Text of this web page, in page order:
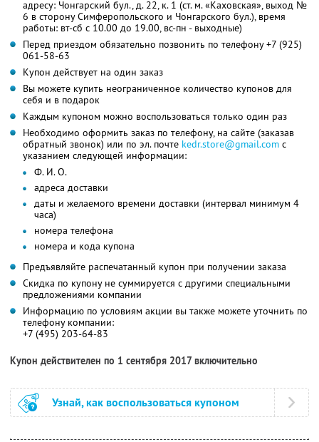
адресу: Чонгарский бул., д. 22, к. 1 (ст. м. «Каховская», выход №
6 в сторону Симферопольского и Чонгарского бул.), время
работы: вт-сб с 10.00 до 19.00, вс-пн - выходные)
Перед приездом обязательно позвонить по телефону +7 (925)
061-58-63
Купон действует на один заказ
Вы можете купить неограниченное количество купонов для
себя и в подарок
Каждым купоном можно воспользоваться только один раз
Необходимо оформить заказ по телефону, на сайте (заказав
обратный звонок) или по эл. почте kedr.store@gmail.com с
указанием следующей информации:
Ф. И. О.
адреса доставки
даты и желаемого времени доставки (интервал минимум 4
часа)
номера телефона
номера и кода купона
Предъявляйте распечатанный купон при получении заказа
Скидка по купону не суммируется с другими специальными
предложениями компании
Информацию по условиям акции вы также можете уточнить по
телефону компании:
+7 (495) 203-64-83
Купон действителен по 1 сентября 2017 включительно
Узнай, как воспользоваться купоном